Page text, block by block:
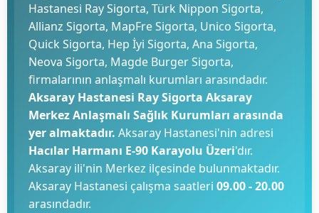
Hastanesi Ray Sigorta, Türk Nippon Sigorta,
Allianz Sigorta, MapFre Sigorta, Unico Sigorta,
Quick Sigorta, Hep İyi Sigorta, Ana Sigorta,
Neova Sigorta, Magde Burger Sigorta,
firmalarının anlaşmalı kurumları arasındadır.
Aksaray Hastanesi Ray Sigorta Aksaray
Merkez Anlaşmalı Sağlık Kurumları arasında
yer almaktadır. Aksaray Hastanesi'nin adresi
Hacılar Harmanı E-90 Karayolu Üzeri'dır.
Aksaray ili'nin Merkez ilçesinde bulunmaktadır.
Aksaray Hastanesi çalışma saatleri 09.00 - 20.00
arasındadır.